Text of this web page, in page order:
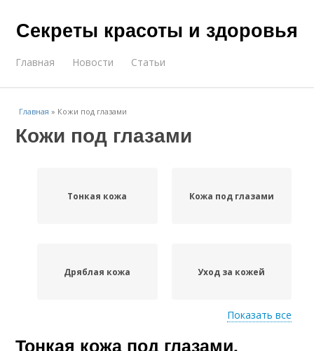
Секреты красоты и здоровья
Главная Новости Статьи
Главная » Кожи под глазами
Кожи под глазами
Тонкая кожа Кожа под глазами
Дряблая кожа Уход за кожей
Пластик для кожи
Морщины под
Показать все
Тонкая кожа под глазами.